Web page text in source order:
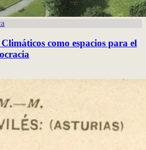
como espacios para el